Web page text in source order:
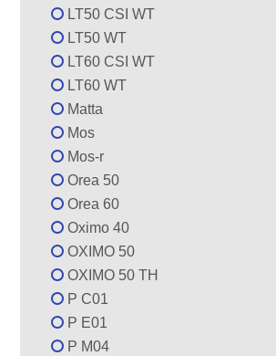
LT50 CSI WT
LT50 WT
LT60 CSI WT
LT60 WT
Matta
Mos
Mos-r
Orea 50
Orea 60
Oximo 40
OXIMO 50
OXIMO 50 TH
P C01
P E01
P M04